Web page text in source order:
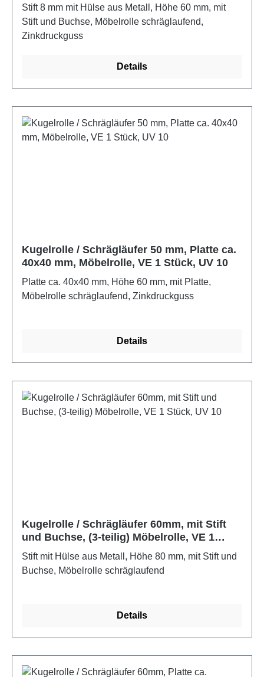
Stift 8 mm mit Hülse aus Metall, Höhe 60 mm, mit
Stift und Buchse, Möbelrolle schräglaufend,
Zinkdruckguss
Details
Kugelrolle / Schrägläufer 50 mm, Platte ca.
40x40 mm, Möbelrolle, VE 1 Stück, UV 10
Platte ca. 40x40 mm, Höhe 60 mm, mit Platte,
Möbelrolle schräglaufend, Zinkdruckguss
Details
Kugelrolle / Schrägläufer 60mm, mit Stift
und Buchse, (3-teilig) Möbelrolle, VE 1
Stück, UV 10
Stift mit Hülse aus Metall, Höhe 80 mm, mit Stift und
Buchse, Möbelrolle schräglaufend
Details